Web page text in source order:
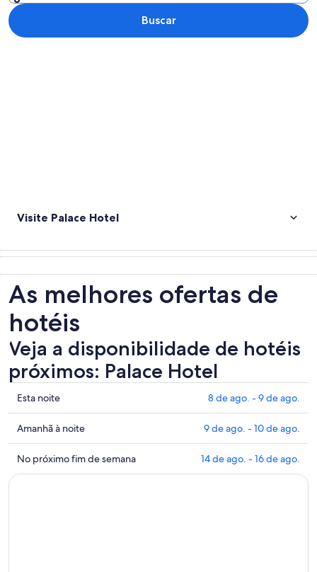
Buscar
Visite Palace Hotel
As melhores ofertas de
hotéis
Veja a disponibilidade de hotéis
próximos: Palace Hotel
Mostrar
preços
perto
de
Palace
Hotel
Esta noite 8 de ago. - 9 de ago.
Mostrar
preços
perto
de
Amanhã à noite 9 de ago. - 10 de ago.
Mostrar
preços
No próximo fim de semana 14 de ago. - 16 de ago.